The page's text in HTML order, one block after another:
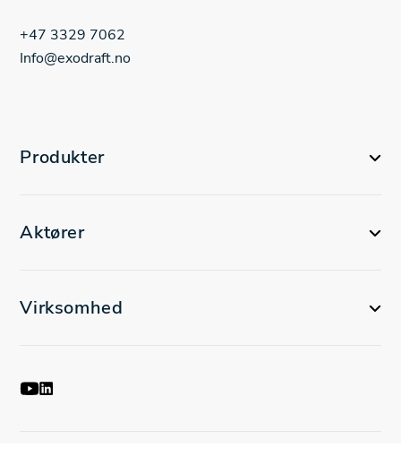
+47 3329 7062
Info@exodraft.no
Produkter
Aktører
Virksomhed